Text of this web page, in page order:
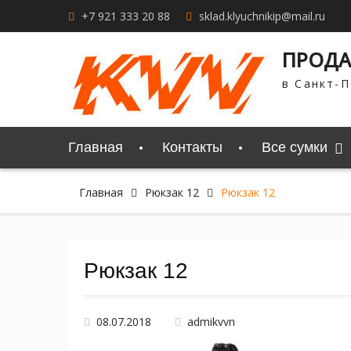
+7 921 333 20 88 sklad.klyuchnikip@mail.ru
в Санкт-
Главная Контакты Все сумки
Главная Рюкзак 12 Рюкзак 12
Рюкзак 12
08.07.2018 admikvvn